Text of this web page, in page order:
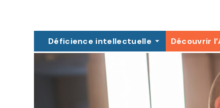
Déficience intellectuelle
Découvrir